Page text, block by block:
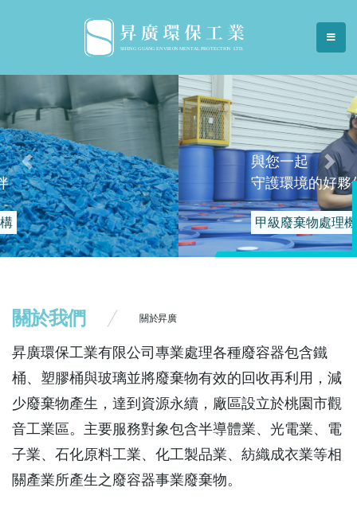
與您一起
守護環境的好夥伴
甲級廢棄物處理機構
Previous
關於我們 關於昇廣
昇廣環保工業有限公司專業處理各種廢容器包含鐵
桶、塑膠桶與玻璃並將廢棄物有效的回收再利用，減
少廢棄物產生，達到資源永續，廠區設立於桃園市觀
音工業區。主要服務對象包含半導體業、光電業、電
子業、石化原料工業、化工製品業、紡織成衣業等相
關產業所產生之廢容器事業廢棄物。